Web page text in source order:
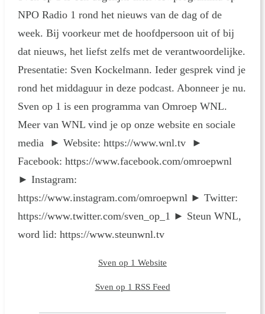
NPO Radio 1 rond het nieuws van de dag of de
week. Bij voorkeur met de hoofdpersoon uit of bij
dat nieuws, het liefst zelfs met de verantwoordelijke.
Presentatie: Sven Kockelmann. Ieder gesprek vind je
rond het middaguur in deze podcast. Abonneer je nu.
Sven op 1 is een programma van Omroep WNL.
Meer van WNL vind je op onze website en sociale
media ► Website: https://www.wnl.tv ►
Facebook: https://www.facebook.com/omroepwnl
► Instagram:
https://www.instagram.com/omroepwnl ► Twitter:
https://www.twitter.com/sven_op_1 ► Steun WNL,
word lid: https://www.steunwnl.tv
Sven op 1 Website
Sven op 1 RSS Feed